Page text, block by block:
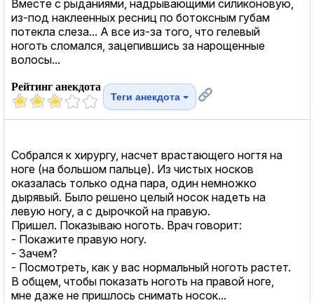
Вместе с рыданиями, надрывающими силиконовую,
из-под наклеенных ресниц по ботоксным губам
потекла слеза... А все из-за того, что гелевый
ноготь сломался, зацепившись за нарощенные
волосы...
Рейтинг анекдота
Теги анекдота
Собрался к хирургу, насчет врастающего ногтя на
ноге (на большом пальце). Из чистых носков
оказалась только одна пара, один немножко
дырявый. Было решено целый носок надеть на
левую ногу, а с дырочкой на правую.
Пришел. Показываю ноготь. Врач говорит:
- Покажите правую ногу.
- Зачем?
- Посмотреть, как у вас нормальный ноготь растет.
В общем, чтобы показать ноготь на правой ноге,
мне даже не пришлось снимать носок...